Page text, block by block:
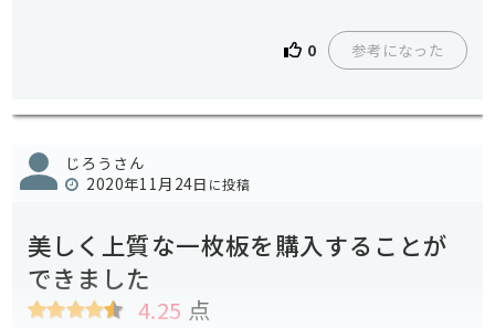
0 参考になった
じろうさん
2020年11月24日 に投稿
美しく上質な一枚板を購入することが
できました
4.25 点